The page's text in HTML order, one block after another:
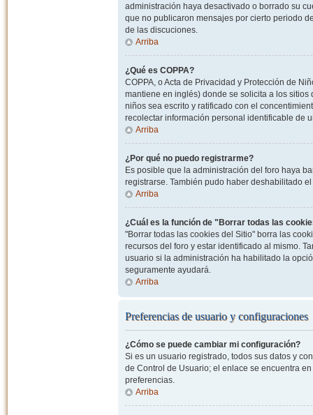
administración haya desactivado o borrado su
que no publicaron mensajes por cierto periodo
de las discuciones.
Arriba
¿Qué es COPPA?
COPPA, o Acta de Privacidad y Protección de
mantiene en inglés) donde se solicita a los
niños sea escrito y ratificado con el
recolectar información personal identificable de
Arriba
¿Por qué no puedo registrarme?
Es posible que la administración del foro haya
registrarse. También pudo haber deshabilitado
Arriba
¿Cuál es la función de "Borrar todas las
"Borrar todas las cookies del Sitio" borra las
recursos del foro y estar identificado al mismo.
usuario si la administración ha habilitado la
seguramente ayudará.
Arriba
Preferencias de usuario y configuraciones
¿Cómo se puede cambiar mi configuración?
Si es un usuario registrado, todos sus datos y
de Control de Usuario; el enlace se encuentra
preferencias.
Arriba